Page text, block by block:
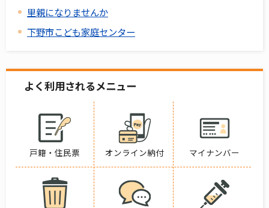
里親になりませんか
下野市こども家庭センター
よく利用されるメニュー
戸籍・住民票 オンライン納付 マイナンバー